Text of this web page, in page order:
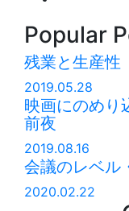
Popular
残業と生産性
2019.05.28
映画にのめり
前夜
2019.08.16
会議のレベル
2020.02.22